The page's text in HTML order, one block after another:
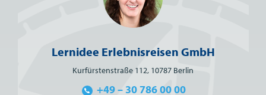
Lernidee Erlebnisreisen GmbH
Kurfürstenstraße 112, 10787 Berlin
+49 – 30 786 00 00